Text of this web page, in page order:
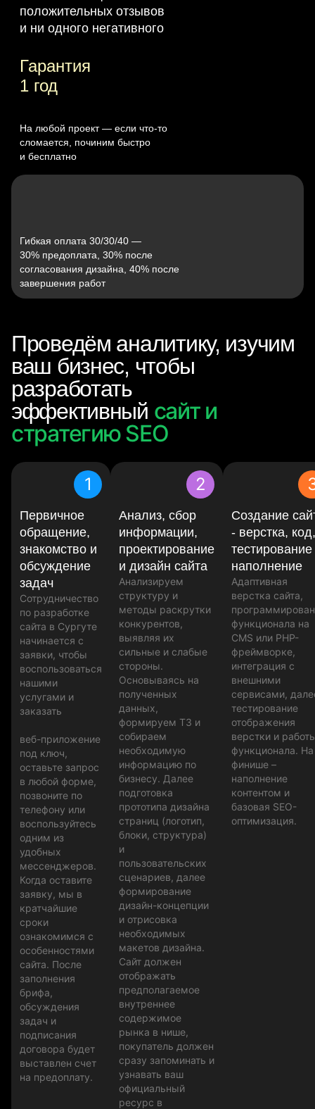
положительных отзывов
и ни одного негативного
Гарантия
1 год
На любой проект — если что‑то
сломается, починим быстро
и бесплатно
Гибкая оплата 30/30/40 —
30% предоплата, 30% после
согласования дизайна, 40% после
завершения работ
Проведём аналитику, изучим
ваш бизнес, чтобы
разработать
эффективный сайт и
стратегию SEO
1
Первичное
обращение,
знакомство и
обсуждение
задач
Сотрудничество
по разработке
сайта в Сургуте
начинается с
заявки, чтобы
воспользоваться
нашими
услугами и
заказать
веб-приложение
под ключ,
оставьте запрос
в любой форме,
позвоните по
телефону или
воспользуйтесь
одним из
удобных
мессенджеров.
Когда оставите
заявку, мы в
кратчайшие
сроки
ознакомимся с
особенностями
сайта. После
заполнения
брифа,
обсуждения
задач и
подписания
договора будет
выставлен счет
на предоплату.
2
Анализ, сбор
информации,
проектирование
и дизайн сайта
Анализируем
структуру и
методы раскрутки
конкурентов,
выявляя их
сильные и слабые
стороны.
Основываясь на
полученных
данных,
формируем ТЗ и
собираем
необходимую
информацию по
бизнесу. Далее
подготовка
прототипа дизайна
страниц (логотип,
блоки, структура)
и
пользовательских
сценариев, далее
формирование
дизайн-концепции
и отрисовка
необходимых
макетов дизайна.
Сайт должен
отображать
предполагаемое
внутреннее
содержимое
рынка в нише,
покупатель должен
сразу запоминать и
узнавать ваш
официальный
ресурс в
Создание
- верстка, код,
тестирование
наполнение
Адаптивная
верстка сайта,
функционала на
CMS или PHP-
фреймворке,
интеграция с
внешними
сервисами,
тестирование
отображения
верстки и
функционала. На
финише –
наполнение
контентом и
базовая SEO-
оптимизация.